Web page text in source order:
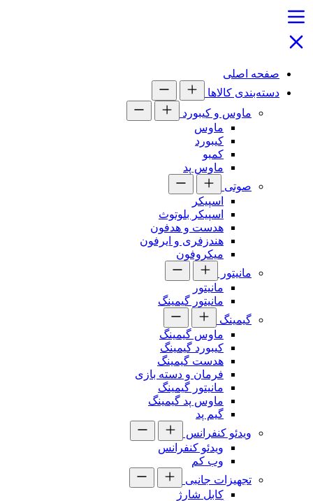
صفحه اصلی
دسته‌بندی کالاها
ماوس و کیبورد
ماوس
کیبورد
کمبو
ماوس پد
صوتی
اسپیکر
اسپیکر بلوتوث
هدست و هدفون
هندزفری و ایرفون
میکروفون
مانیتور
مانیتور
مانیتور گیمینگ
گیمینگ
ماوس گیمینگ
کیبورد گیمینگ
هدست گیمینگ
فرمان و دسته بازی
مانیتور گیمینگ
ماوس پد گیمینگ
گیم پد
ویدئو کنفرانس
ویدئو کنفرانس
وب کم
تجهیزات جانبی
کابل شارژ